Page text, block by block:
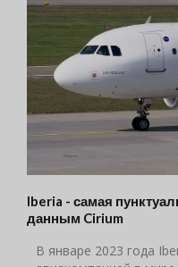
Iberia - самая
данным Cirium
В январе 2023 года